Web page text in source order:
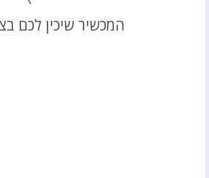
המכשיר שיכין לכם